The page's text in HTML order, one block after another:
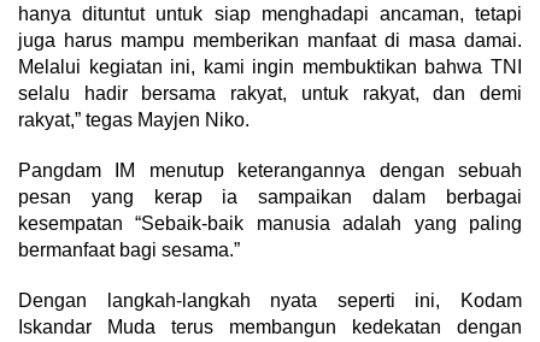
hanya dituntut untuk siap menghadapi ancaman, tetapi
juga harus mampu memberikan manfaat di masa damai.
Melalui kegiatan ini, kami ingin membuktikan bahwa TNI
selalu hadir bersama rakyat, untuk rakyat, dan demi
rakyat,” tegas Mayjen Niko.
Pangdam IM menutup keterangannya dengan sebuah
pesan yang kerap ia sampaikan dalam berbagai
kesempatan “Sebaik-baik manusia adalah yang paling
bermanfaat bagi sesama.”
Dengan langkah-langkah nyata seperti ini, Kodam
Iskandar Muda terus membangun kedekatan dengan